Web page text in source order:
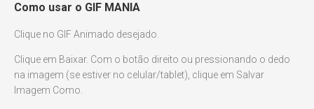
Como usar o GIF MANIA
Clique no GIF Animado desejado.
Clique em Baixar. Com o botão direito ou pressionando o dedo
na imagem (se estiver no celular/tablet), clique em Salvar
Imagem Como.